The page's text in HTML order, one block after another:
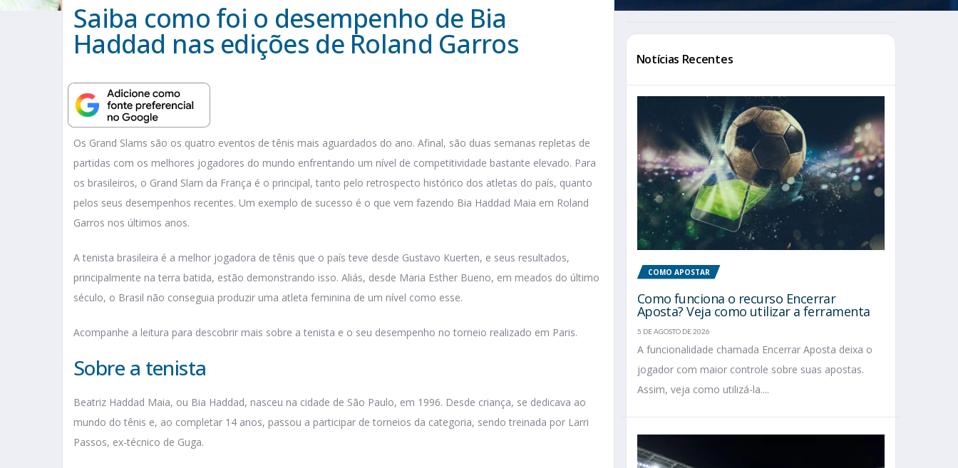
Saiba como foi o desempenho de Bia
Haddad nas edições de Roland Garros
Os Grand Slams são os quatro eventos de tênis mais aguardados do ano. Afinal, são duas semanas repletas de
partidas com os melhores jogadores do mundo enfrentando um nível de competitividade bastante elevado. Para
os brasileiros, o Grand Slam da França é o principal, tanto pelo retrospecto histórico dos atletas do país, quanto
pelos seus desempenhos recentes. Um exemplo de sucesso é o que vem fazendo Bia Haddad Maia em Roland
Garros nos últimos anos.
A tenista brasileira é a melhor jogadora de tênis que o país teve desde Gustavo Kuerten, e seus resultados,
principalmente na terra batida, estão demonstrando isso. Aliás, desde Maria Esther Bueno, em meados do último
século, o Brasil não conseguia produzir uma atleta feminina de um nível como esse.
Acompanhe a leitura para descobrir mais sobre a tenista e o seu desempenho no torneio realizado em Paris.
Sobre a tenista
Beatriz Haddad Maia, ou Bia Haddad, nasceu na cidade de São Paulo, em 1996. Desde criança, se dedicava ao
mundo do tênis e, ao completar 14 anos, passou a participar de torneios da categoria, sendo treinada por Larri
Passos, ex-técnico de Guga.
Notícias Recentes
COMO APOSTAR
Como funciona o recurso Encerrar
Aposta? Veja como utilizar a ferramenta
5 DE AGOSTO DE 2026
A funcionalidade chamada Encerrar Aposta deixa o
jogador com maior controle sobre suas apostas.
Assim, veja como utilizá-la....